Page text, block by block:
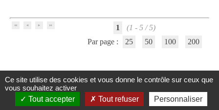
1
(1 - 5 / 5)
Par page :
25 50 100 200
Centre d'Information et de Documentation
du CRA Rhône-Alpes
A
e
n
t
e
Ce site utilise des cookies et vous donne le contrôle sur ceux que
vous souhaitez activer
Tout accepter
Tout refuser Personnaliser